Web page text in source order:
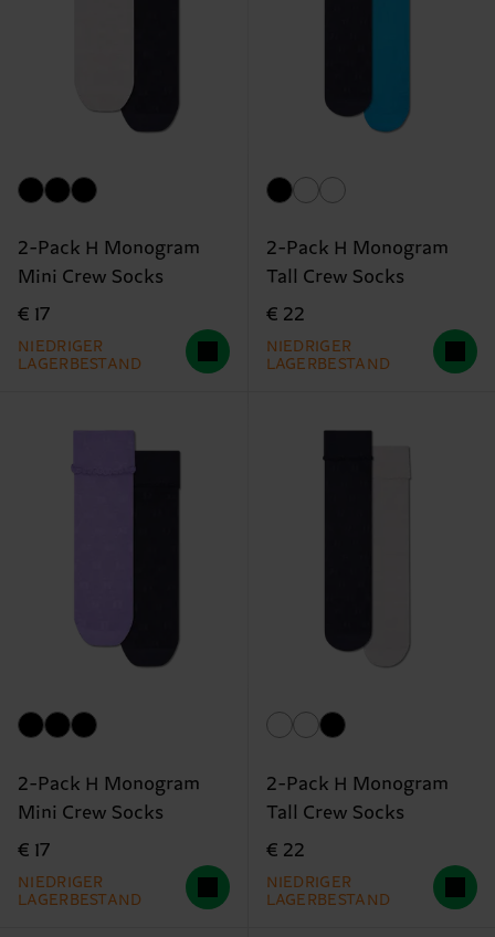
2-Pack H Monogram
Mini Crew Socks
€ 17
NIEDRIGER
LAGERBESTAND
2-Pack H Monogram
Tall Crew Socks
€ 22
NIEDRIGER
LAGERBESTAND
2-Pack H Monogram
Mini Crew Socks
€ 17
NIEDRIGER
LAGERBESTAND
2-Pack H Monogram
Tall Crew Socks
€ 22
NIEDRIGER
LAGERBESTAND